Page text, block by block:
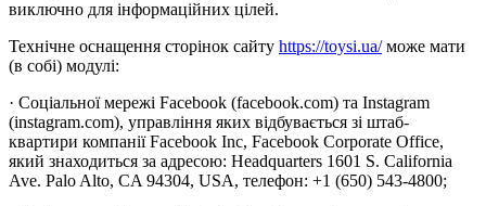
виключно для інформаційних цілей.
Технічне оснащення сторінок сайту https://toysi.ua/може мати
(в собі) модулі:
· Соціальної мережі Facebook (facebook.com) та Instagram
(instagram.com), управління яких відбувається зі штаб-
квартири компанії Facebook Inc, Facebook Corporate Office,
який знаходиться за адресою: Headquarters 1601 S. California
Ave. Palo Alto, CA 94304, USA, телефон: +1 (650) 543-4800;